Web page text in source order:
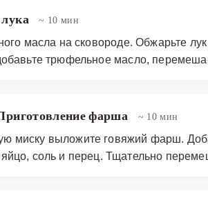
~ 10 мин
масла на сковороде. Обжарьте
трюфельное масло,
фарша ~ 10 мин
миску выложите говяжий фарш.
соль и перец. Тщательно